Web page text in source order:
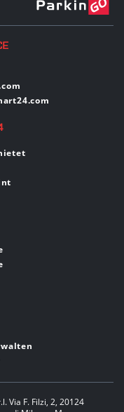
Via F. Filzi, 2, 20124